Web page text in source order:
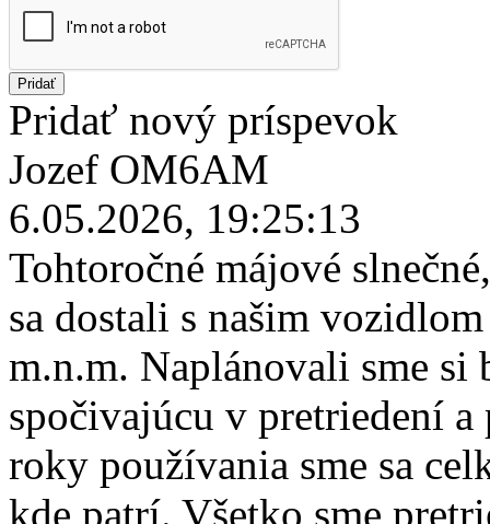
Pridať
Pridať nový príspevok
Jozef OM6AM
6.05.2026, 19:25:13
Tohtoročné májové
sa dostali s našim
m.n.m. Naplánovali sme si
spočivajúcu v pretriedení
roky používania sme sa
kde patrí. Všetko sme